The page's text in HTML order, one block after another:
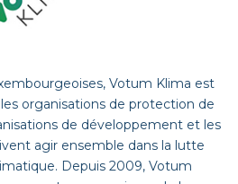
Votum Klima est
organisations de protection de
de développement et les
agir ensemble dans la lutte
Depuis 2009, Votum